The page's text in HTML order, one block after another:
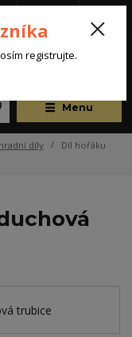
Menu
díly
Díl hořáku
registrujte.